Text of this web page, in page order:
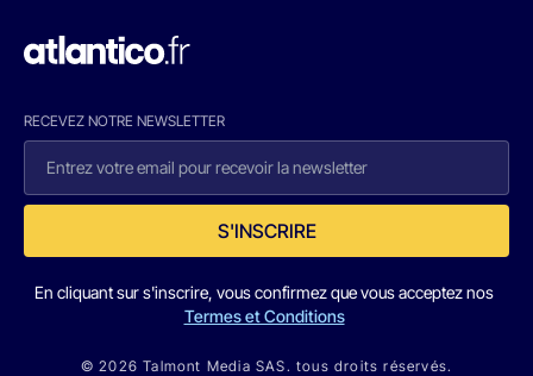
RECEVEZ NOTRE NEWSLETTER
S'INSCRIRE
En cliquant sur s'inscrire, vous confirmez que vous acceptez nos
Termes et Conditions
© 2026 Talmont Media SAS. tous droits réservés.